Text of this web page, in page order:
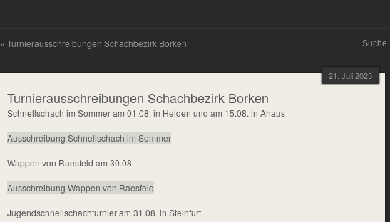
» Turnierausschreibungen Schachbezirk Borken
21. Juli 2025
Turnierausschreibungen Schachbezirk Borken
Schnellschach im Sommer am 01.08. in Heiden und am 15.08. in Ahaus
Ausschreibung Schnellschach im Sommer
Wappen von Raesfeld am 30.08.
Ausschreibung Wappen von Raesfeld
Jugendschnellschachturnier am 31.08. in Steinfurt